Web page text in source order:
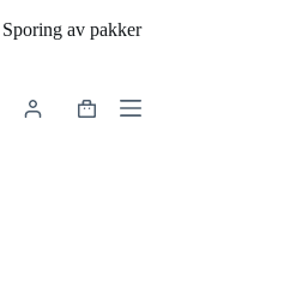
Sporing av pakker
Handlekurv